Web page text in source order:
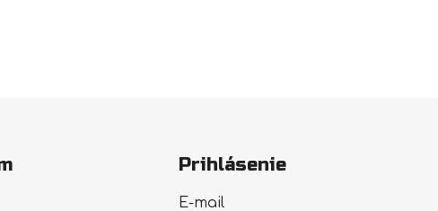
Prihlásenie
E-mail